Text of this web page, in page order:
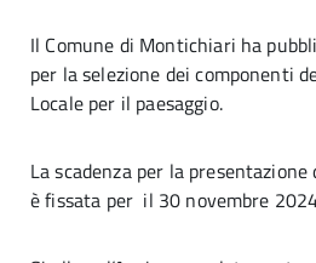
Il Comune di Montichiari ha
per la selezione dei componenti
Locale per il paesaggio.
La scadenza per la
è fissata per il 30 novembre